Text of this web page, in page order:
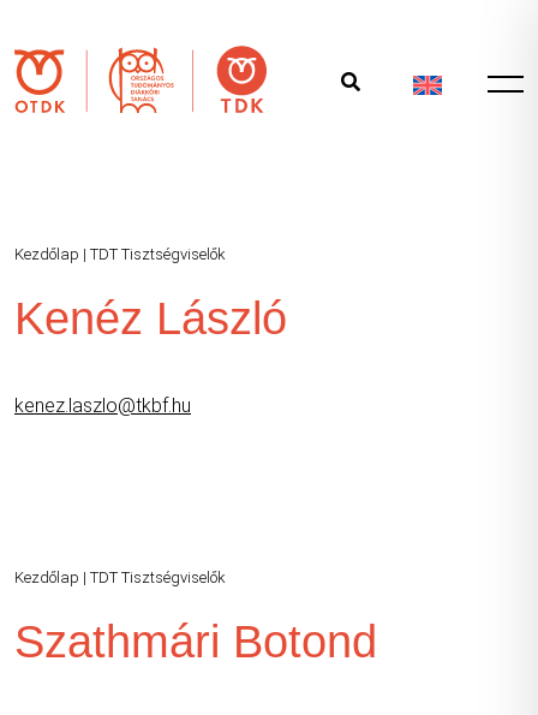
Kezdőlap | TDT Tisztségviselők
Kenéz László
kenez.laszlo@tkbf.hu
Kezdőlap | TDT Tisztségviselők
Szathmári Botond